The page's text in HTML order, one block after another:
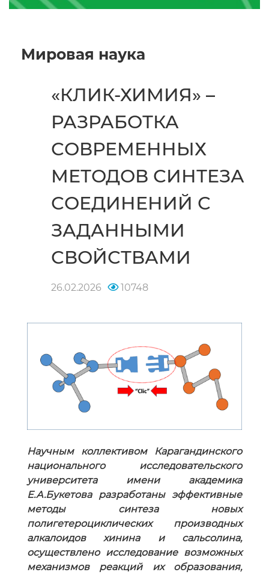
Мировая наука
«КЛИК-ХИМИЯ» –
РАЗРАБОТКА
СОВРЕМЕННЫХ
МЕТОДОВ СИНТЕЗА
СОЕДИНЕНИЙ С
ЗАДАННЫМИ
СВОЙСТВАМИ
26.02.2026 10748
Научным коллективом Карагандинского
национального исследовательского
университета имени академика
Е.А.Букетова разработаны эффективные
методы синтеза новых
полигетероциклических производных
алкалоидов хинина и сальсолина,
осуществлено исследование возможных
механизмов реакций их образования,